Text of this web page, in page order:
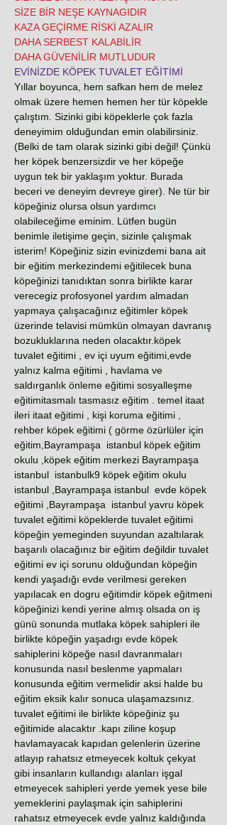
SİZE BİR NEŞE KAYNAGIDIR
KAZA GEÇİRME RİSKİ AZALIR
DAHA SERBEST KALABİLİR
DAHA GÜVENİLİR MUTLUDUR
EVİNİZDE KÖPEK TUVALET EĞİTİMİ
Yıllar boyunca, hem safkan hem de melez
olmak üzere hemen hemen her tür köpekle
çalıştım. Sizinki gibi köpeklerle çok fazla
deneyimim olduğundan emin olabilirsiniz.
(Belki de tam olarak sizinki gibi değil! Çünkü
her köpek benzersizdir ve her köpeğe
uygun tek bir yaklaşım yoktur. Burada
beceri ve deneyim devreye girer). Ne tür bir
köpeğiniz olursa olsun yardımcı
olabileceğime eminim. Lütfen bugün
benimle iletişime geçin, sizinle çalışmak
isterim! Köpeğiniz sizin evinizdemi bana ait
bir eğitim merkezindemi eğitilecek buna
köpeğinizi tanıdıktan sonra birlikte karar
verecegiz profosyonel yardım almadan
yapmaya çalışacağınız eğitimler köpek
üzerinde telavisi mümkün olmayan davranış
bozukluklarına neden olacaktır.köpek
tuvalet eğitimi , ev içi uyum eğitimi,evde
yalnız kalma eğitimi , havlama ve
saldırganlık önleme eğitimi sosyalleşme
eğitimitasmalı tasmasız eğitim . temel itaat
ileri itaat eğitimi , kişi koruma eğitimi ,
rehber köpek eğitimi ( görme özürlüler için
eğitim,Bayrampaşa istanbul köpek eğitim
okulu ,köpek eğitim merkezi Bayrampaşa
istanbul istanbulk9 köpek eğitim okulu
istanbul ,Bayrampaşa istanbul evde köpek
eğitimi ,Bayrampaşa istanbul yavru köpek
tuvalet eğitimi köpeklerde tuvalet eğitimi
köpeğin yemeginden suyundan azaltılarak
başarılı olacağınız bir eğitim değildir tuvalet
eğitimi ev içi sorunu olduğundan köpeğin
kendi yaşadığı evde verilmesi gereken
yapılacak en dogru eğitimdir köpek eğitmeni
köpeğinizi kendi yerine almış olsada on iş
günü sonunda mutlaka köpek sahipleri ile
birlikte köpeğin yaşadıgı evde köpek
sahiplerini köpeğe nasıl davranmaları
konusunda nasıl beslenme yapmaları
konusunda eğitim vermelidir aksi halde bu
eğitim eksik kalır sonuca ulaşamazsınız.
tuvalet eğitimi ile birlikte köpeğiniz şu
eğitimide alacaktır .kapı ziline koşup
havlamayacak kapıdan gelenlerin üzerine
atlayıp rahatsız etmeyecek koltuk çekyat
gibi insanların kullandıgı alanları işgal
etmeyecek sahipleri yerde yemek yese bile
yemeklerini paylaşmak için sahiplerini
rahatsız etmeyecek evde yalnız kaldığında